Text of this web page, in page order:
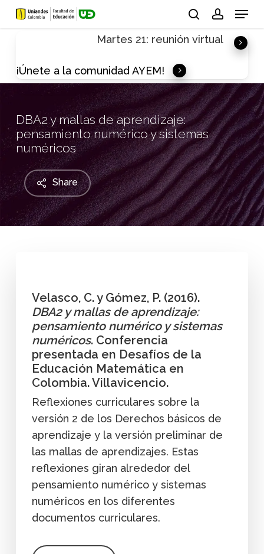
Skip
Menu
Martes 21: reunión virtual
¡Únete a la comunidad AYEM!
DBA2 y mallas de aprendizaje:
pensamiento numérico y sistemas
numéricos
Share
Velasco, C. y Gómez, P. (2016).
DBA2 y mallas de aprendizaje:
pensamiento numérico y sistemas
numéricos. Conferencia
presentada en Desafíos de la
Educación Matemática en
Colombia. Villavicencio.
Reflexiones curriculares sobre la
versión 2 de los Derechos básicos de
aprendizaje y la versión preliminar de
las mallas de aprendizajes. Estas
reflexiones giran alrededor del
pensamiento numérico y sistemas
numéricos en los diferentes
documentos curriculares.